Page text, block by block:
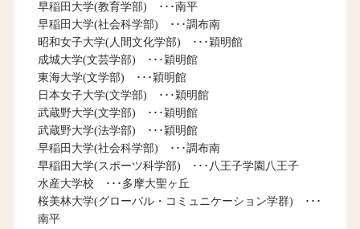
早稲田大学(教育学部) ･･･南平
早稲田大学(社会科学部) ･･･調布南
昭和女子大学(人間文化学部) ･･･穎明館
成城大学(文芸学部) ･･･穎明館
東海大学(文学部) ･･･穎明館
日本女子大学(文学部) ･･･穎明館
武蔵野大学(文学部) ･･･穎明館
武蔵野大学(法学部) ･･･穎明館
早稲田大学(社会科学部) ･･･調布南
早稲田大学(スポーツ科学部) ･･･八王子学園八王子
水産大学校 ･･･多摩大聖ヶ丘
桜美林大学(グローバル・コミュニケーション学群) ･･･
南平